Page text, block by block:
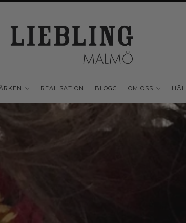
REALISATION BLOGG OM OSS